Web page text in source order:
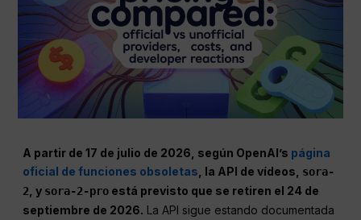
A partir de17 de julio de 2026 , según OpenAI’s página
oficial de funciones obsoletas , la API de vídeos, sora-
2 , y sora-2-pro está previsto que se retiren el 24 de
septiembre de 2026. La API sigue estando documentada